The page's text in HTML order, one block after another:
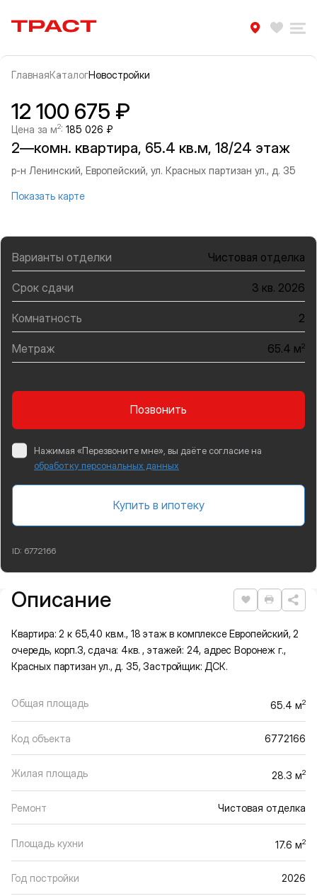
Траст | Служба недвижимости
ГлавнаяКаталогНовостройки
Информация об объекте
Галерея
12 100 675 ₽
Цена за м2: 185 026 ₽
2—комн. квартира, 65.4 кв.м, 18/24 этаж
р-н Ленинский, Европейский, ул. Красных партизан ул., д. 35
Показать карте
Варианты отделки Чистовая отделка
Срок сдачи 3 кв. 2026
Комнатность 2
Метраж 65.4 м2
Позвонить
Нажимая «Перезвоните мне», вы даёте согласие на
обработку персональных данных
Купить в ипотеку
ID: 6772166
Подробная информация
Описание Нравится
Квартира: 2 к 65,40 кв.м., 18 этаж в комплексе Европейский, 2
очередь, корп.3, сдача: 4кв. , этажей: 24, адрес Воронеж г.,
Красных партизан ул., д. 35, Застройщик: ДСК.
Общая площадь 65.4 м2
Код объекта 6772166
Жилая площадь 28.3 м2
Ремонт Чистовая отделка
Площадь кухни 17.6 м2
Год постройки 2026